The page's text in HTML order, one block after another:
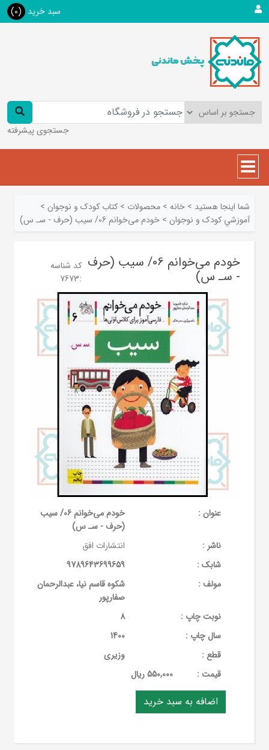
سبد خرید (0)
جستجوی پیشرفته
شما اینجا هستید > خانه > محصولات > کتاب کودک و نوجوان >
آموزشي کودک و نوجوان > خودم می‌خوانم 06/ سیب (حرف - سـ س)
خودم می‌خوانم 06/ سیب (حرف
- سـ س)
کد شناسه
:
7673
عنوان :
خودم می‌خوانم 06/ سیب
(حرف - سـ س)
ناشر :
انتشارات افق
شابک :
9789643699659
مولف :
شکوه قاسم نیا، عبدالرحمان
صفارپور
نوبت چاپ :
8
سال چاپ :
1400
قطع :
وزیری
قيمت :
550,000 ریال